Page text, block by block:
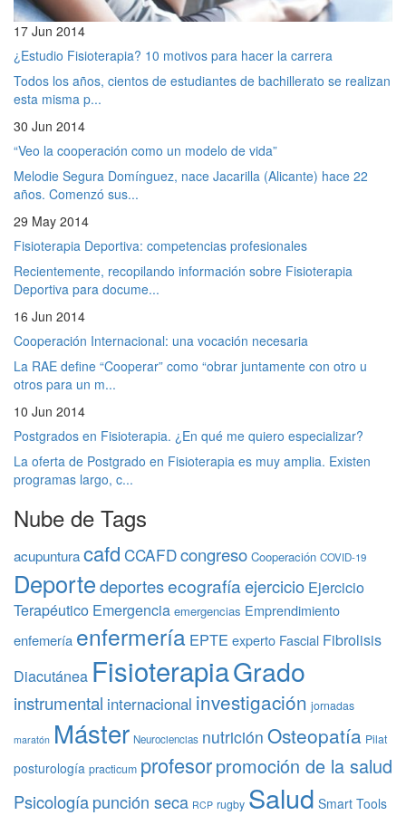
17 Jun 2014
¿Estudio Fisioterapia? 10 motivos para hacer la carrera
Todos los años, cientos de estudiantes de bachillerato se realizan
esta misma p...
30 Jun 2014
“Veo la cooperación como un modelo de vida”
Melodie Segura Domínguez, nace Jacarilla (Alicante) hace 22
años. Comenzó sus...
29 May 2014
Fisioterapia Deportiva: competencias profesionales
Recientemente, recopilando información sobre Fisioterapia
Deportiva para docume...
16 Jun 2014
Cooperación Internacional: una vocación necesaria
La RAE define “Cooperar” como “obrar juntamente con otro u
otros para un m...
10 Jun 2014
Postgrados en Fisioterapia. ¿En qué me quiero especializar?
La oferta de Postgrado en Fisioterapia es muy amplia. Existen
programas largo, c...
Nube de Tags
acupunturacafd CCAFDcongreso Cooperación COVID-19
Deportedeportesecografíaejercicio Ejercicio
Terapéutico Emergencia emergencias Emprendimiento
enfemería enfermería EPTE experto Fascial Fibrolisis
Diacutánea FisioterapiaGrado
instrumental internacional investigación jornadas
maratón Máster Neurociencias nutrición Osteopatía Pilat
posturología practicum profesorpromoción de la salud
Psicologíapunción seca RCP rugby Salud Smart Tools